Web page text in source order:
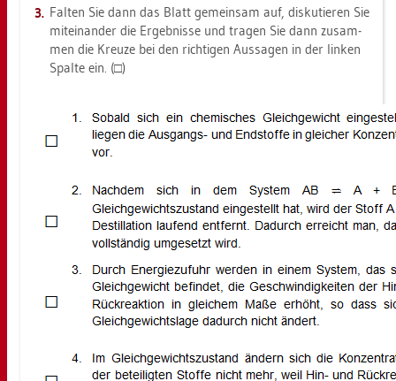
Fal­ten Sie dann das Blatt ge­mein­sam auf, dis­ku­tie­ren Sie
mit­ein­an­der die Er­geb­nis­se und tra­gen Sie dann zu­sam­
men die Kreu­ze bei den rich­ti­gen Aus­sa­gen in der lin­ken
Spal­te ein. (□)